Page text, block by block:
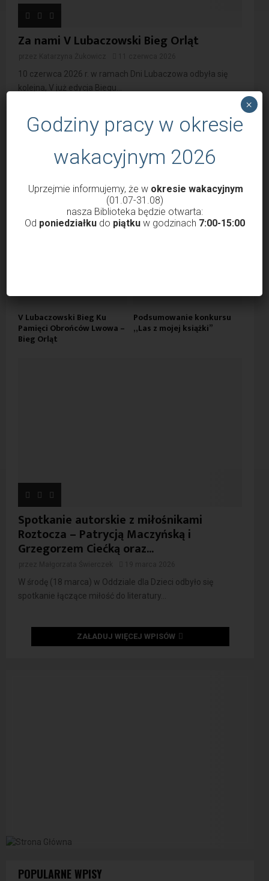
Za nami V Lubaczowski Bieg Orląt
10 czerwca 2026 r. w ramach Dni Lubaczowa odbyła się
kolejna, V już edycja Biegu...
Dni Lubaczowa 2026 –
Wielokulturowy Lubaczów,
Quest z nagrodami!
Za nami „Leśne potyczki
2026”
V Lubaczowski Bieg Ku
Pamięci Obrońców Lwowa –
Bieg Orląt
Podsumowanie konkursu
„Las z mojej książki”
Spotkanie autorskie z miłośnikami
Roztocza – Patrycją Maczyńską i
Grzegorzem Ciećką oraz...
W środę (18 marca) w Oddziale dla Dzieci odbyło się
spotkanie łączące miłość do literatury...
ZAŁADUJ WIĘCEJ WPISÓW
POPULARNE WPISY
Godziny pracy w okresie
wakacyjnym 2026
Uprzejmie informujemy, że w okresie wakacyjnym
(01.07-31.08)
nasza Biblioteka będzie otwarta:
Od poniedziałkudo piątkuw godzinach 7:00-15:00
×